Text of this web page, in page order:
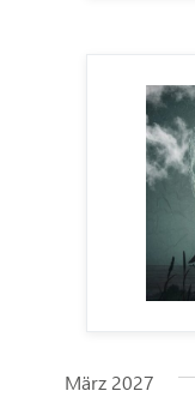
März 2027